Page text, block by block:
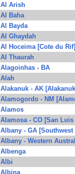
Al Arish
Al Baha
Al Bayda
Al Ghaydah
Al Hoceima [Cote du Rif]
Al Thaurah
Alagoinhas - BA
Alah
Alakanuk - AK
Alamogordo - NM
Alamos
Alamosa - CO [San
Albany - GA
Albany - Western
Albenga
Albi
Albina